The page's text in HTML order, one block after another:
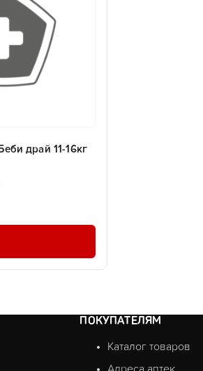
драй 11-16кг
ПОКУПАТЕЛЯМ
Каталог товаров
Адреса аптек